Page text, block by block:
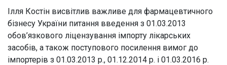
Ілля Костін висвітлив важливе для фармацевтичного
бізнесу України питання введення з 01.03.2013
обов’язкового ліцензування імпорту лікарських
засобів, а також поступового посилення вимог до
імпортерів з 01.03.2013 р., 01.12.2014 р. і 01.03.2016 р.